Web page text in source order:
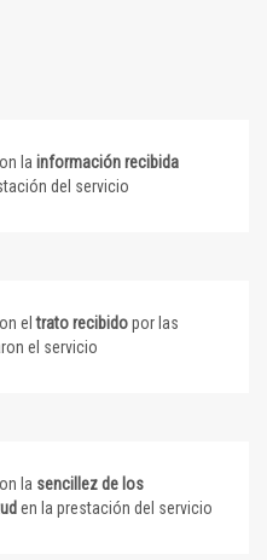
la información recibida
del servicio
eltrato recibidopor las
el servicio
la sencillez de los
en la prestación del servicio